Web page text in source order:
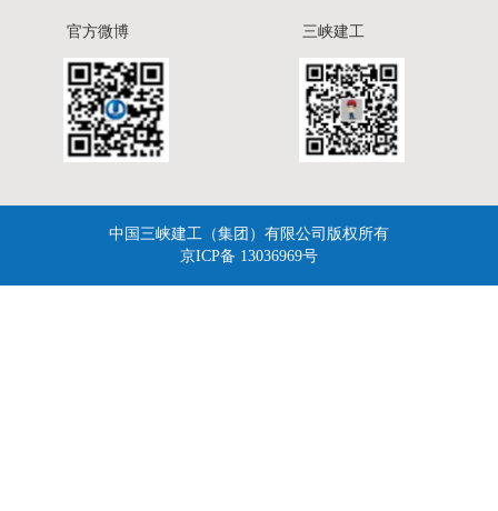
官方微博 三峡建工
中国三峡建工（集团）有限公司版权所有
京ICP备 13036969号